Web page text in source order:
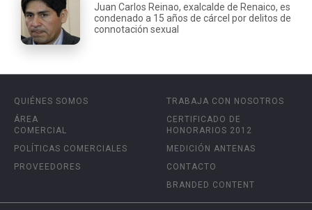
Juan Carlos Reinao, exalcalde de Renaico, es
condenado a 15 años de cárcel por delitos de
connotación sexual
QUIÉNES SOMOS
ÁREA
COMERCIAL
POLÍTICAS COMERCIALES
PROVEEDORES
TRABAJA CON NOSOTROS
CERTIFICADO DE
HONORARIOS 2012
MEDICIÓN ANTENAS
CONTACTO
BRANDED CONTENT